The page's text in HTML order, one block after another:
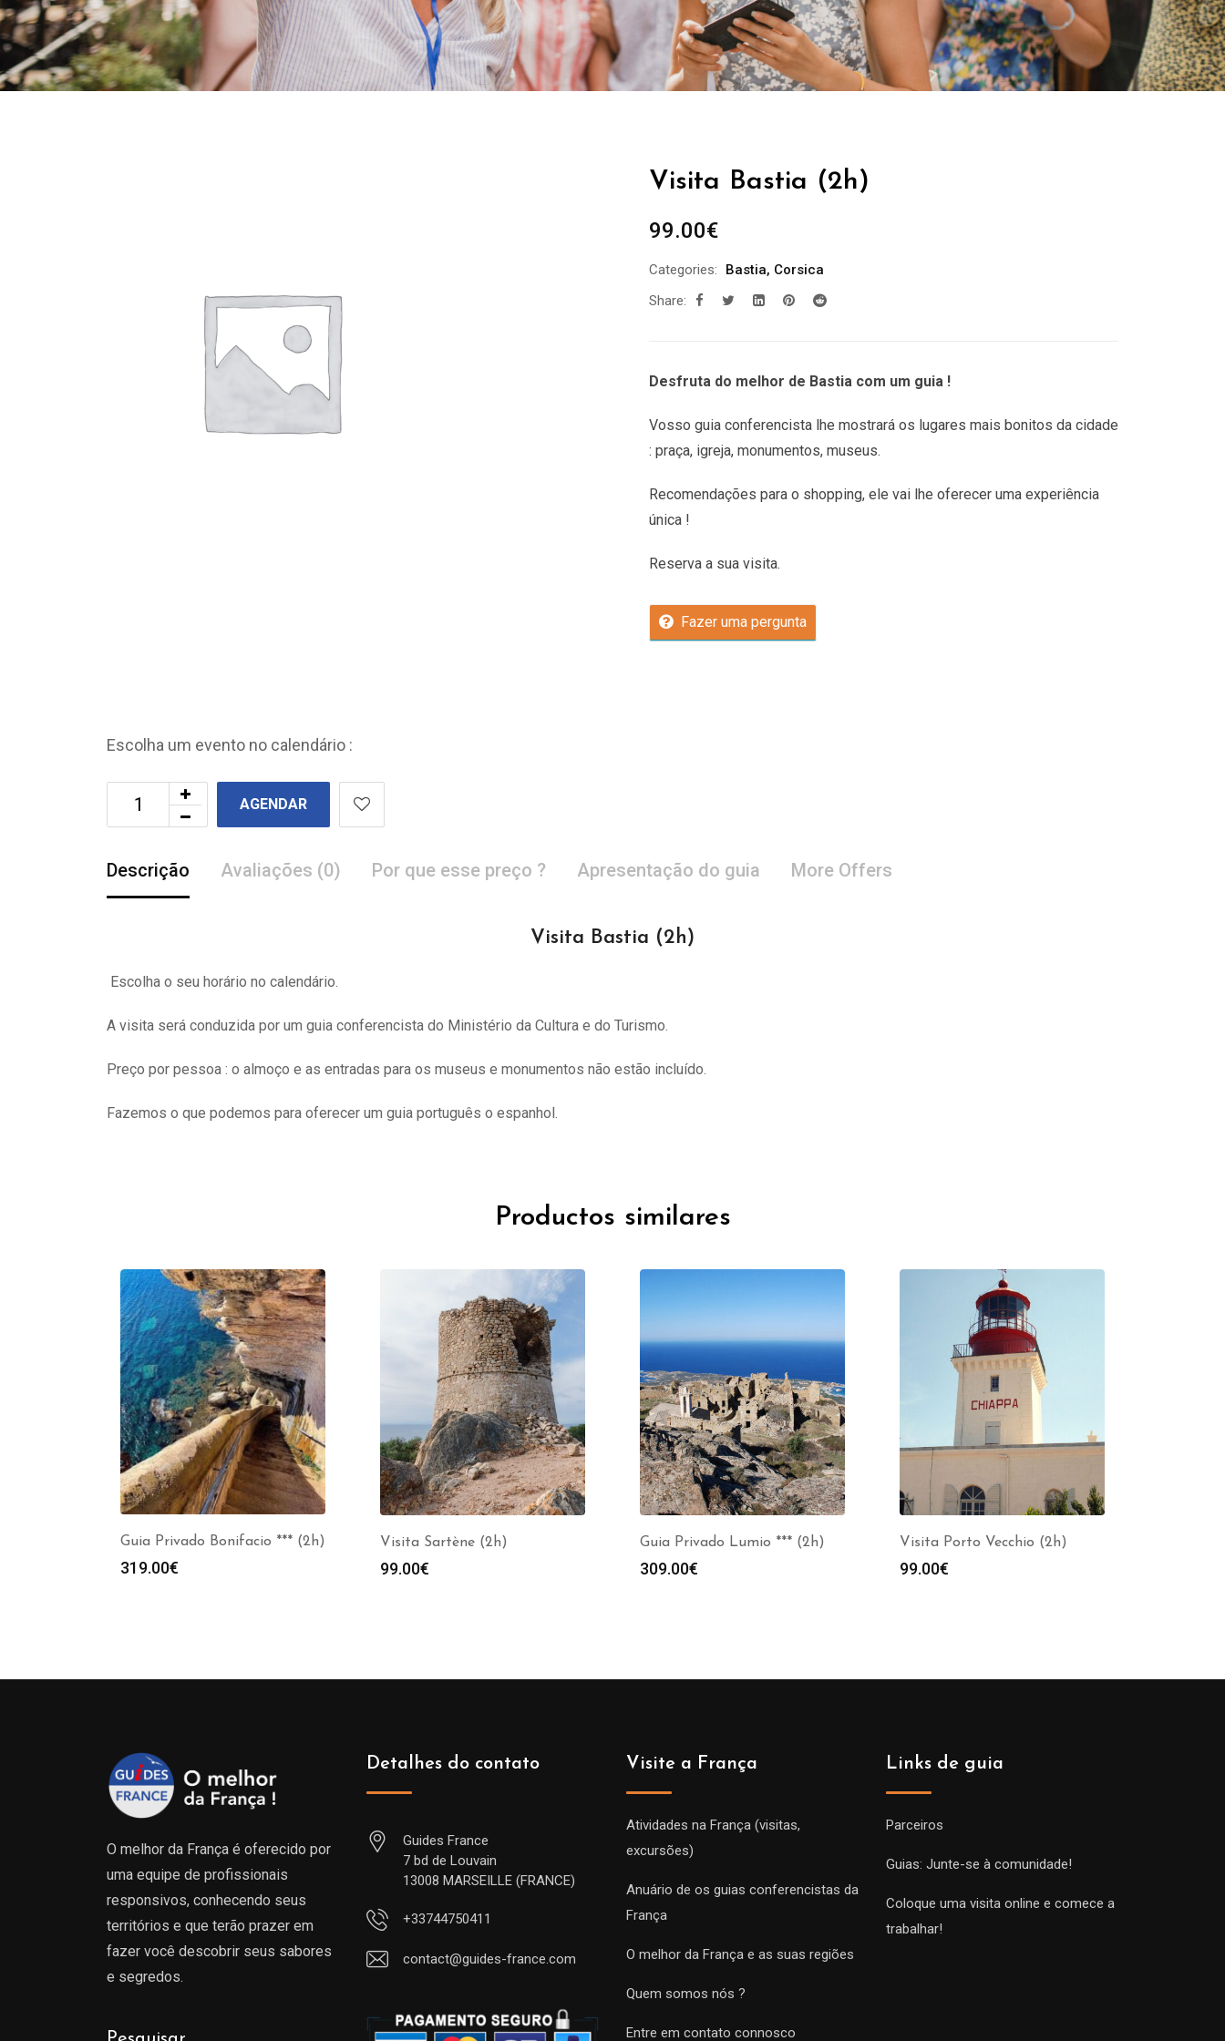
Visita Bastia (2h)
99.00€
Categories: Bastia, Corsica
Share:
Desfruta do melhor de Bastia com um guia !
Vosso guia conferencista lhe mostrará os lugares mais bonitos da cidade
: praça, igreja, monumentos, museus.
Recomendações para o shopping, ele vai lhe oferecer uma experiência
única !
Reserva a sua visita.
Fazer uma pergunta
Escolha um evento no calendário :
AGENDAR
Descrição Avaliações (0) Por que esse preço ? Apresentação do guia More Offers
Visita Bastia (2h)
Escolha o seu horário no calendário.
A visita será conduzida por um guia conferencista do Ministério da Cultura e do Turismo.
Preço por pessoa : o almoço e as entradas para os museus e monumentos não estão incluído.
Fazemos o que podemos para oferecer um guia português o espanhol.
Productos similares
Guia Privado Bonifacio *** (2h)
319.00€
Visita Sartène (2h)
99.00€
Guia Privado Lumio *** (2h)
309.00€
Visita Porto Vecchio (2h)
99.00€
O melhor da França é oferecido por
uma equipe de profissionais
responsivos, conhecendo seus
territórios e que terão prazer em
fazer você descobrir seus sabores
e segredos.
Detalhes do contato
Guides France
7 bd de Louvain
13008 MARSEILLE (FRANCE)
+33744750411
contact@guides-france.com
Visite a França
Atividades na França (visitas,
excursões)
Anuário de os guias conferencistas da
França
O melhor da França e as suas regiões
Quem somos nós ?
Entre em contato connosco
Links de guia
Parceiros
Guias: Junte-se à comunidade!
Coloque uma visita online e comece a
trabalhar!